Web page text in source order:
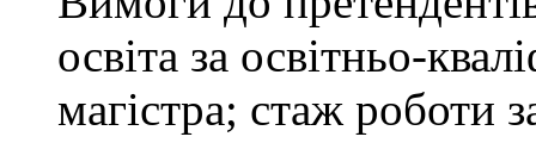
освіта за освітньо-
магістра; стаж роботи